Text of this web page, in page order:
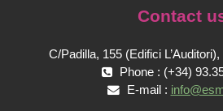
Contact
C/Padilla, 155 (Edifici
Phone : (+34)
E-mail :